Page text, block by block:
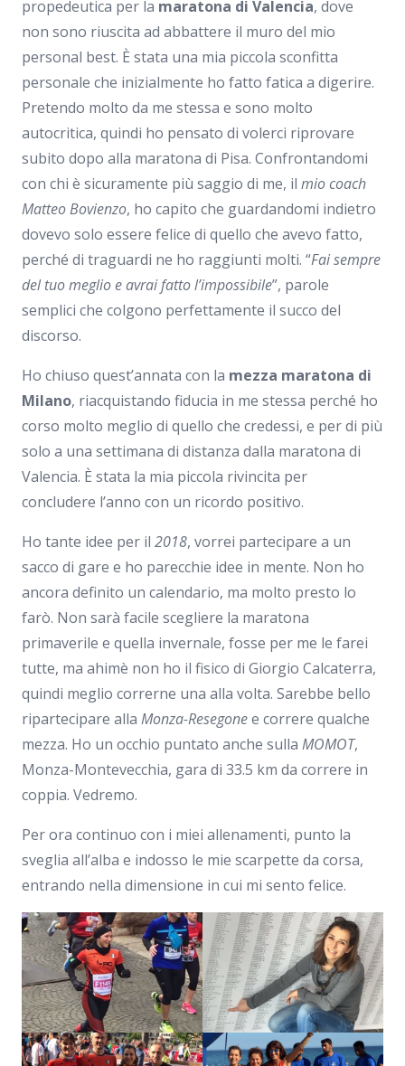
propedeutica per la maratona di Valencia, dove
non sono riuscita ad abbattere il muro del mio
personal best. È stata una mia piccola sconfitta
personale che inizialmente ho fatto fatica a digerire.
Pretendo molto da me stessa e sono molto
autocritica, quindi ho pensato di volerci riprovare
subito dopo alla maratona di Pisa. Confrontandomi
con chi è sicuramente più saggio di me, il mio coach
Matteo Bovienzo, ho capito che guardandomi indietro
dovevo solo essere felice di quello che avevo fatto,
perché di traguardi ne ho raggiunti molti. “Fai sempre
del tuo meglio e avrai fatto l’impossibile”, parole
semplici che colgono perfettamente il succo del
discorso.
Ho chiuso quest’annata con la mezza maratona di
Milano, riacquistando fiducia in me stessa perché ho
corso molto meglio di quello che credessi, e per di più
solo a una settimana di distanza dalla maratona di
Valencia. È stata la mia piccola rivincita per
concludere l’anno con un ricordo positivo.
Ho tante idee per il 2018, vorrei partecipare a un
sacco di gare e ho parecchie idee in mente. Non ho
ancora definito un calendario, ma molto presto lo
farò. Non sarà facile scegliere la maratona
primaverile e quella invernale, fosse per me le farei
tutte, ma ahimè non ho il fisico di Giorgio Calcaterra,
quindi meglio correrne una alla volta. Sarebbe bello
ripartecipare alla Monza-Resegonee correre qualche
mezza. Ho un occhio puntato anche sulla MOMOT,
Monza-Montevecchia, gara di 33.5 km da correre in
coppia. Vedremo.
Per ora continuo con i miei allenamenti, punto la
sveglia all’alba e indosso le mie scarpette da corsa,
entrando nella dimensione in cui mi sento felice.